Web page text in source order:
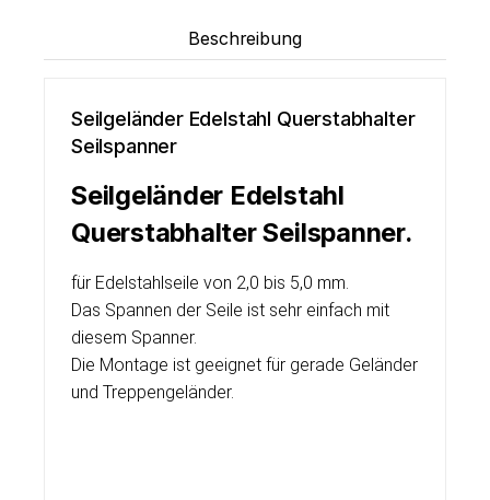
Beschreibung
Seilgeländer Edelstahl Querstabhalter
Seilspanner
Seilgeländer Edelstahl
Querstabhalter Seilspanner.
für Edelstahlseile von 2,0 bis 5,0 mm.
Das Spannen der Seile ist sehr einfach mit
diesem Spanner.
Die Montage ist geeignet für gerade Geländer
und Treppengeländer.